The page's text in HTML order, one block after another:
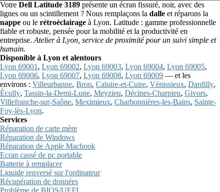
Votre Dell Latitude 3189 présente un écran fissuré, noir, avec des
lignes ou un scintillement ? Nous remplaçons la dalle et réparons la
nappe ou le rétroéclairage à Lyon. Latitude : gamme professionnelle
fiable et robuste, pensée pour la mobilité et la productivité en
entreprise. Atelier à Lyon, service de proximité pour un suivi simple et
humain.
Disponible à Lyon et alentours
Lyon 69001 , Lyon 69002, Lyon 69003, Lyon 69004, Lyon 69005,
Lyon 69006, Lyon 69007, Lyon 69008, Lyon 69009 — et les
environs : Villeurbanne, Bron, Caluire-et-Cuire, Vénissieux, Dardilly,
Écully, Tassin-la-Demi-Lune, Meyzieu, Décines-Charpieu, Givors,
Villefranche-sur-Saône, Meximieux, Charbonnières-les-Bains, Sainte-
Foy-lès-Lyon.
Services
Réparation de carte mère
Réparation de Windows
Réparation de Apple Macbook
Ecran cassé de pc portable
Batterie à remplacer
Liquide renversé sur l'ordinateur
Récupération de données
Problème de BIOS/UEFI